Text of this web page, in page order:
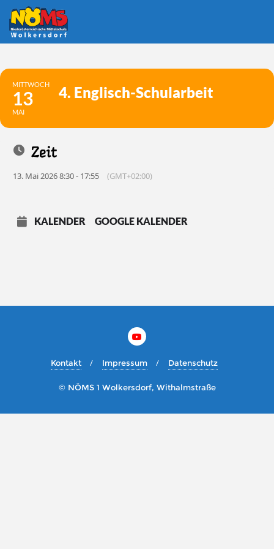
Skip
content
MITTWOCH
13
MAI
4. Englisch-Schularbeit
Zeit
13. Mai 2026 8:30 - 17:55 (GMT+02:00)
KALENDER GOOGLE KALENDER
Kontakt Impressum Datenschutz